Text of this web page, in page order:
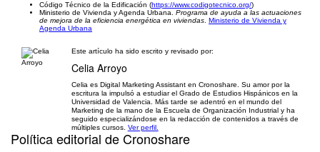
Código Técnico de la Edificación (https://www.codigotecnico.org/)
Ministerio de Vivienda y Agenda Urbana. Programa de ayuda a las actuaciones
de mejora de la eficiencia energética en viviendas. Ministerio de Vivienda y
Agenda Urbana
Este artículo ha sido escrito y revisado por:
Celia Arroyo
Celia es Digital Marketing Assistant en Cronoshare. Su amor por la
escritura la impulsó a estudiar el Grado de Estudios Hispánicos en la
Universidad de Valencia. Más tarde se adentró en el mundo del
Marketing de la mano de la Escuela de Organización Industrial y ha
seguido especializándose en la redacción de contenidos a través de
múltiples cursos. Ver perfil.
Política editorial de Cronoshare